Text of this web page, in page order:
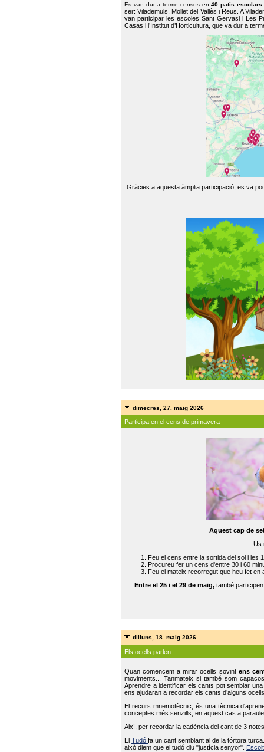
Es van dur a terme censos en40 patis escolars
ser: Vilademuls, Mollet del Vallès i Reus. A
van participar les escoles Sant Gervasi i Les
Casas i l’Institut d’Horticultura, que va dur a
Gràcies a aquesta àmplia participació, es va
dimecres, 27. maig 2026
Participa en el cens de primavera
Aquest cap de
Us
Feu el cens entre la sortida del sol i les
Procureu fer un cens d'entre 30 i 60
Feu el mateix recorregut que heu fet en
Entre el 25 i el 29 de maig, també
dilluns, 18. maig 2026
Els ocells parlen
Quan comencem a mirar ocells sovint ens
moviments... Tanmateix si també som
Aprendre a identificar els cants pot semblar
ens ajudaran a recordar els cants d’alguns
El recurs mnemotècnic, és una tècnica
conceptes més senzills, en aquest cas a
Així, per recordar la cadència del cant de 3
ElTudófa un cant semblant al de la tórtora
això diem que el tudó diu "justícia senyor".